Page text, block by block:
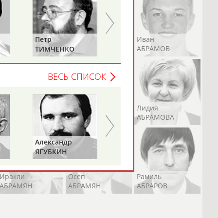
Валерий
АБРАМОВ
Иван
АБРАМОВ
Ирина
АБРАМОВА
Лидия
АБРАМОВА
Иракли
АБРАМЯН
Осеп
АБРАМЯН
Рамиль
АБРАРОВ
Елена
ДАВЫДОВА
Татьяна
ДОРОВСКИХ
(САМОЛЕНКО,
ХАМИТОВА))
ВЕСЬ СПИСОК
Геннадий
ТУРЕЦКИЙ